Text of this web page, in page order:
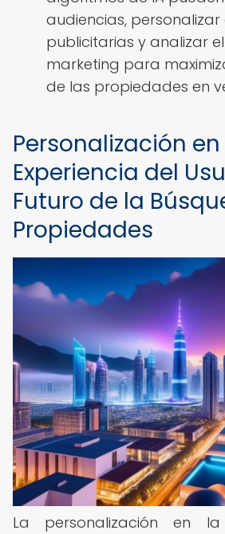
audiencias,
publicitarias y analizar
marketing para
de las propiedades en
Personalización
Experiencia del
Futuro de la
Propiedades
La personalización en